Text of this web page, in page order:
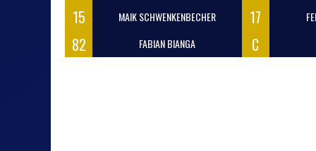
15
MAIK SCHWENKENBECHER 17
82 FABIAN BIANGA C